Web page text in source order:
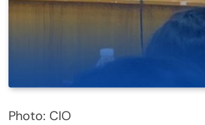
Photo: CIO